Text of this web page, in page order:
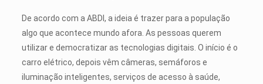
De acordo com a ABDI, a ideia é trazer para a população
algo que acontece mundo afora. As pessoas querem
utilizar e democratizar as tecnologias digitais. O início é o
carro elétrico, depois vêm câmeras, semáforos e
iluminação inteligentes, serviços de acesso à saúde,